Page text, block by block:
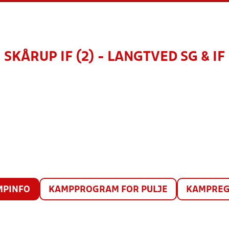
SKÅRUP IF (2) - LANGTVED SG & IF
KAMPPROGRAM FOR PULJE